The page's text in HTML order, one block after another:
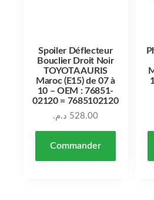
Spoiler Déflecteur
Bouclier Droit Noir
TOYOTA AURIS
Maroc (E15) de 07 à
10 – OEM : 76851-
02120 = 7685102120
528.00 د.م.
Commander